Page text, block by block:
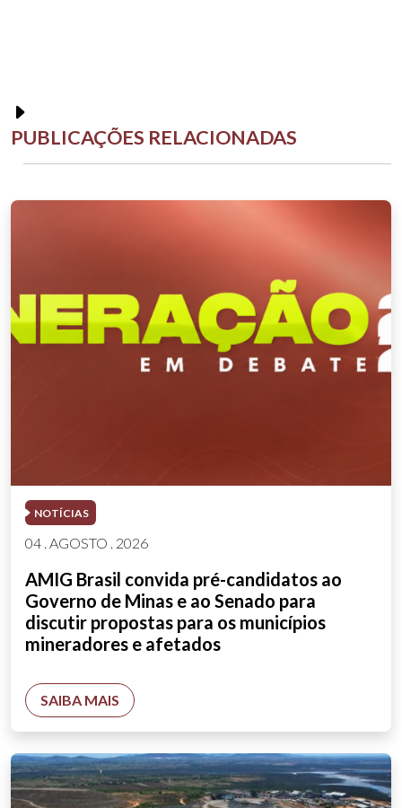
PUBLICAÇÕES RELACIONADAS
NOTÍCIAS
04 . AGOSTO . 2026
AMIG Brasil convida pré-candidatos ao
Governo de Minas e ao Senado para
discutir propostas para os municípios
mineradores e afetados
SAIBA MAIS